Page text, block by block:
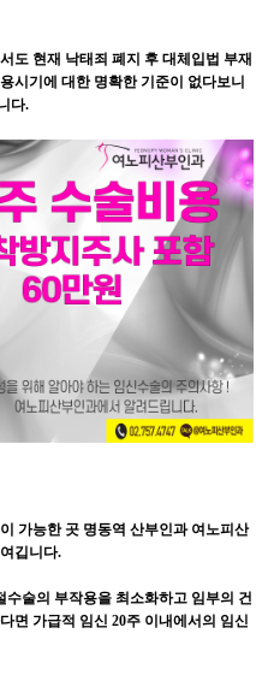
도 현재 낙태죄 폐지 후 대체입법 부재
시기에 대한 명확한 기준이 없다보니
다.
가능한 곳 명동역 산부인과 여노피산
깁니다.
술의 부작용을 최소화하고 임부의 건
면 가급적 임신 20주 이내에서의 임신